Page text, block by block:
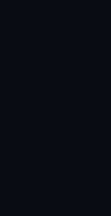
tipo